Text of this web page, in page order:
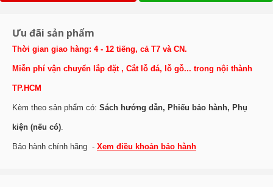
Ưu đãi sản phẩm
Thời gian giao hàng: 4 - 12 tiếng, cả T7 và CN.
Miễn phí vận chuyển lắp đặt , Cắt lỗ đá, lỗ gỗ... trong nội thành
TP.HCM
Kèm theo sản phẩm có: Sách hướng dẫn, Phiếu bảo hành, Phụ
kiện (nếu có).
Bảo hành chính hãng - Xem điều khoản bảo hành